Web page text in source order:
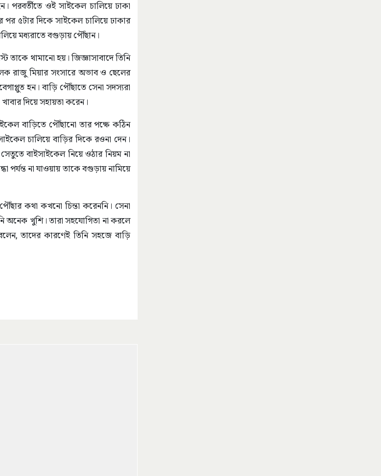
পরবর্তীতে ওই সাইকেল চালিয়ে ঢাকা
পর ৫টার দিকে সাইকেল চালিয়ে ঢাকার
মধ্যরাতে বগুড়ায় পৌঁছান।
তাকে থামানো হয়। জিজ্ঞাসাবাদে তিনি
রাজু মিয়ার সংসারে অভাব ও ছেলের
হন। বাড়ি পৌঁছাতে সেনা সদস্যরা
দিয়ে সহায়তা করেন।
বাড়িতে পৌঁছানো তার পক্ষে কঠিন
চালিয়ে বাড়ির দিকে রওনা দেন।
বাইসাইকেল নিয়ে ওঠার নিয়ম না
পর্যন্ত না যাওয়ায় তাকে বগুড়ায় নামিয়ে
কথা কখনো চিন্তা করেননি। সেনা
অনেক খুশি। তারা সহযোগিতা না করলে
তাদের কারণেই তিনি সহজে বাড়ি